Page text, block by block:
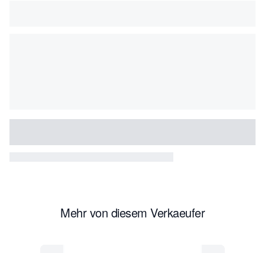
Mehr von diesem Verkaeufer